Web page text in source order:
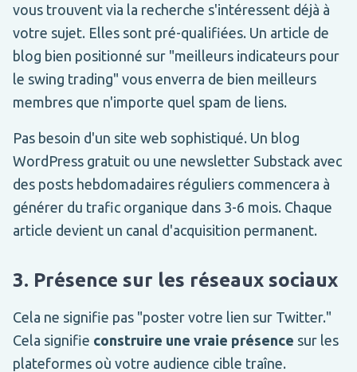
vous trouvent via la recherche s'intéressent déjà à
votre sujet. Elles sont pré-qualifiées. Un article de
blog bien positionné sur "meilleurs indicateurs pour
le swing trading" vous enverra de bien meilleurs
membres que n'importe quel spam de liens.
Pas besoin d'un site web sophistiqué. Un blog
WordPress gratuit ou une newsletter Substack avec
des posts hebdomadaires réguliers commencera à
générer du trafic organique dans 3-6 mois. Chaque
article devient un canal d'acquisition permanent.
3. Présence sur les réseaux sociaux
Cela ne signifie pas "poster votre lien sur Twitter."
Cela signifie construire une vraie présence sur les
plateformes où votre audience cible traîne.